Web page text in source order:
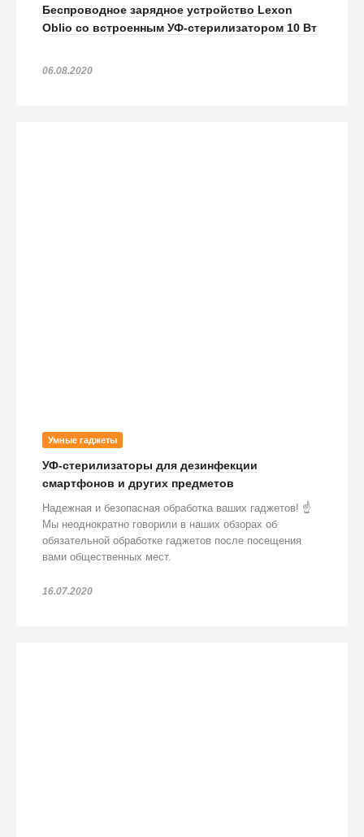
Беспроводное зарядное устройство Lexon
Oblio со встроенным УФ-стерилизатором 10 Вт
06.08.2020
Умные гаджеты
УФ-стерилизаторы для дезинфекции
смартфонов и других предметов
Надежная и безопасная обработка ваших гаджетов! ☝️
Мы неоднократно говорили в наших обзорах об
обязательной обработке гаджетов после посещения
вами общественных мест.
16.07.2020